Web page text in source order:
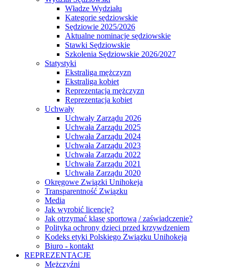
Władze Wydziału
Kategorie sędziowskie
Sędziowie 2025/2026
Aktualne nominacje sędziowskie
Stawki Sędziowskie
Szkolenia Sędziowskie 2026/2027
Statystyki
Ekstraliga mężczyzn
Ekstraliga kobiet
Reprezentacja mężczyzn
Reprezentacja kobiet
Uchwały
Uchwały Zarządu 2026
Uchwała Zarządu 2025
Uchwała Zarządu 2024
Uchwała Zarządu 2023
Uchwała Zarządu 2022
Uchwała Zarządu 2021
Uchwała Zarządu 2020
Okręgowe Związki Unihokeja
Transparentność Związku
Media
Jak wyrobić licencję?
Jak otrzymać klasę sportową / zaświadczenie?
Polityka ochrony dzieci przed krzywdzeniem
Kodeks etyki Polskiego Związku Unihokeja
Biuro - kontakt
REPREZENTACJE
Mężczyźni